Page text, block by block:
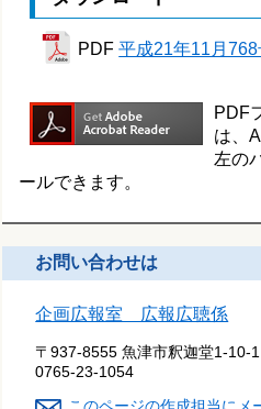
PDF平成21年11月
PDF
は、
左の
ールできます。
お問い合わせは
企画広報室 広報広聴係
〒937-8555 魚津市釈迦堂1-10-1
0765-23-1054